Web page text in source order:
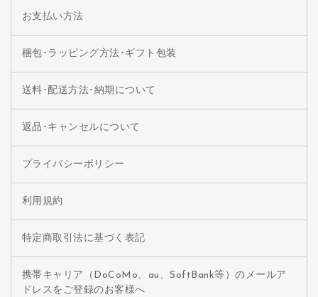
お支払い方法
梱包･ラッピング方法･ギフト包装
送料･配送方法･納期について
返品･キャンセルについて
プライバシーポリシー
利用規約
特定商取引法に基づく表記
携帯キャリア（DoCoMo、au、SoftBank等）のメールア
ドレスをご登録のお客様へ